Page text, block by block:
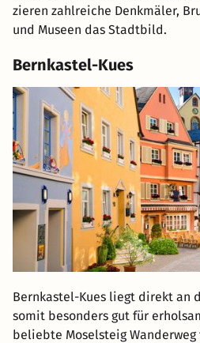
zieren zahlreiche Denkmäler,
und Museen das Stadtbild.
Bernkastel-Kues
Bernkastel-Kues liegt direkt an
somit besonders gut für
beliebte Moselsteig